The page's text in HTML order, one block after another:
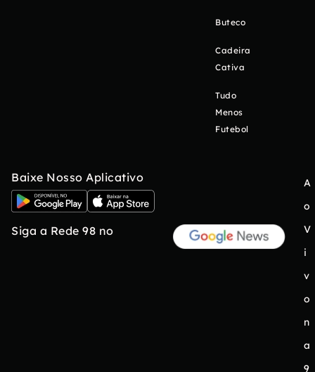
Buteco
Cadeira
Cativa
Tudo
Menos
Futebol
Baixe Nosso Aplicativo
Siga a Rede 98 no
A
o
V
i
v
o
n
a
9